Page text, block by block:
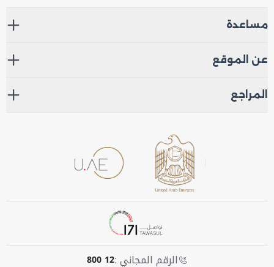
مساعدة
عن الموقع
المراجع
الرقم المجاني :800 12